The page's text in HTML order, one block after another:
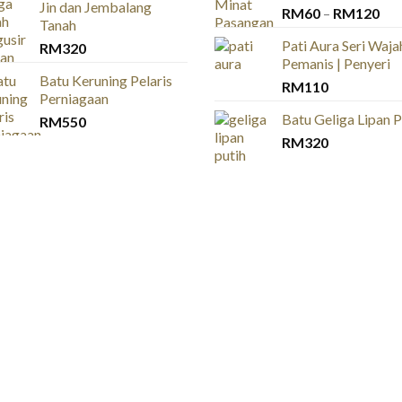
Jin dan Jembalang
Tanah
RM320
Batu Keruning Pelaris
Perniagaan
RM550
RM60 – RM120Price
Pati Aura Seri
Pemanis | Penyeri
RM110
Batu Geliga Lipan
RM320